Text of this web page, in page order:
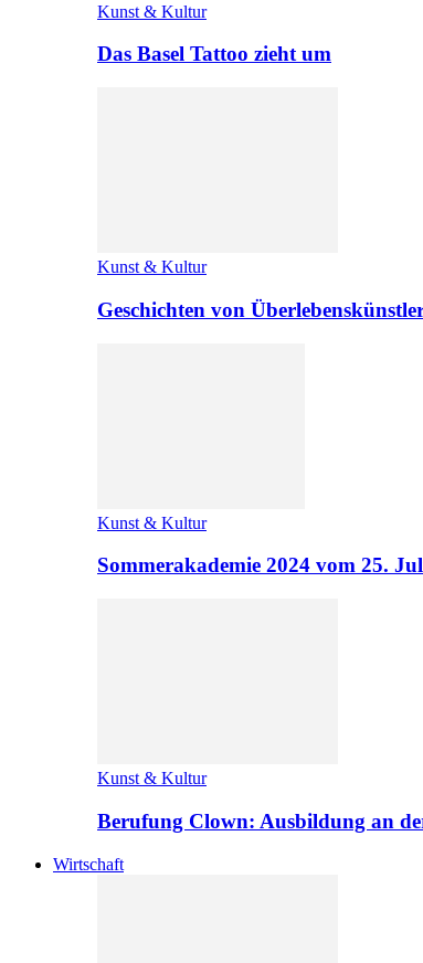
Kunst & Kultur
Das Basel Tattoo zieht um
Kunst & Kultur
Geschichten von
Kunst & Kultur
Sommerakademie 2024 vom 25.
Kunst & Kultur
Berufung Clown: Ausbildung an
Wirtschaft